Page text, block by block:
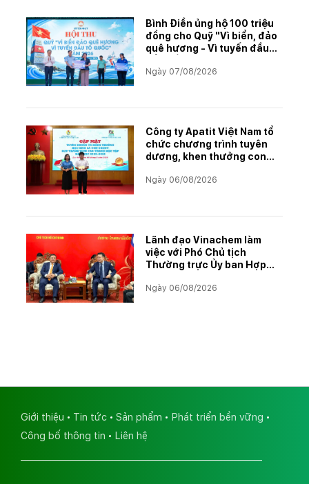
Bình Điền ủng hộ 100 triệu
đồng cho Quỹ "Vì biển, đảo
quê hương - Vì tuyến đầu
Ngày 07/08/2026
Công ty Apatit Việt Nam tổ
chức chương trình tuyên
dương, khen thưởng con
học tập xuất sắc năm học
Ngày 06/08/2026
Lãnh đạo Vinachem làm
việc với Phó Chủ tịch
Thường trực Ủy ban Hợp
đẩy triển khai Dự án Kali
Ngày 06/08/2026
Giới thiệu Tin tức Sản phẩm
Phát triển bền vững
Công bố thông tin
Liên hệ